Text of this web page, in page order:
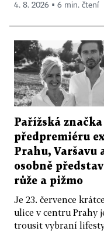
4. 8. 2026 ▪ 6 min. čtení
Pařížská
předpremiéru
Prahu, Varšavu
osobně
růže a pižmo
Je 23. července
ulice v centru Prahy
trousit vybraní